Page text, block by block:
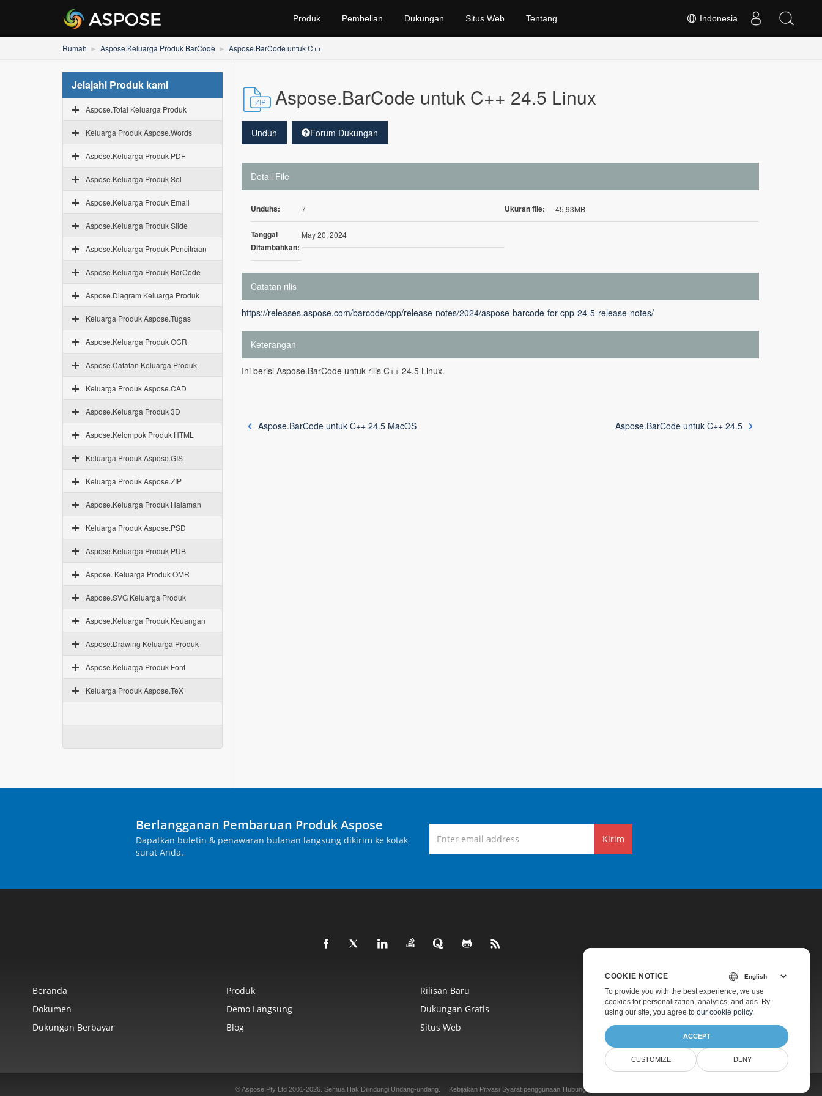
Indonesia
Produk Pembelian Dukungan Situs Web Tentang
Rumah Aspose.Keluarga Produk BarCode Aspose.BarCode untuk C++
Jelajahi Produk kami
Aspose.Total Keluarga Produk
Keluarga Produk Aspose.Words
Aspose.Keluarga Produk PDF
Aspose.Keluarga Produk Sel
Aspose.Keluarga Produk Email
Aspose.Keluarga Produk Slide
Aspose.Keluarga Produk Pencitraan
Aspose.Keluarga Produk BarCode
Aspose.Diagram Keluarga Produk
Keluarga Produk Aspose.Tugas
Aspose.Keluarga Produk OCR
Aspose.Catatan Keluarga Produk
Keluarga Produk Aspose.CAD
Aspose.Keluarga Produk 3D
Aspose.Kelompok Produk HTML
Keluarga Produk Aspose.GIS
Keluarga Produk Aspose.ZIP
Aspose.Keluarga Produk Halaman
Keluarga Produk Aspose.PSD
Aspose.Keluarga Produk PUB
Aspose. Keluarga Produk OMR
Aspose.SVG Keluarga Produk
Aspose.Keluarga Produk Keuangan
Aspose.Drawing Keluarga Produk
Aspose.Keluarga Produk Font
Keluarga Produk Aspose.TeX
Aspose.BarCode untuk C++ 24.5 Linux
Unduh Forum Dukungan
Detail File
Unduhs: 7 Ukuran file: 45.93MB
Tanggal
Ditambahkan:
May 20, 2024
Catatan rilis
https://releases.aspose.com/barcode/cpp/release-notes/2024/aspose-barcode-for-cpp-24-5-release-notes/
Keterangan
Ini berisi Aspose.BarCode untuk rilis C++ 24.5 Linux.
Aspose.BarCode untuk C++ 24.5 MacOS Aspose.BarCode untuk C++ 24.5
Berlangganan Pembaruan Produk Aspose
Dapatkan buletin & penawaran bulanan langsung dikirim ke kotak
surat Anda.
Kirim
Beranda Produk Rilisan Baru
Harga
Dokumen
Demo Langsung Dukungan Gratis
Konsultasi Gratis
Dukungan Berbayar
Blog Situs Web Tentang
© Aspose Pty Ltd 2001-2026. Semua Hak Dilindungi Undang-undang. Kebijakan Privasi Syarat penggunaan Hubungi
COOKIE NOTICE
To provide you with the best experience, we use
cookies for personalization, analytics, and ads. By
using our site, you agree to our cookie policy.
ACCEPT
CUSTOMIZE DENY